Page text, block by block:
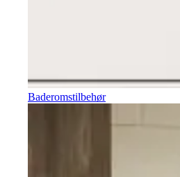
Baderomstilbehør